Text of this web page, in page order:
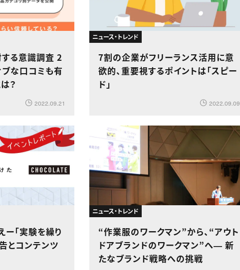
る意識調査 2
な口コミも有
？
2022.09.21
ニュース・トレンド
7割の企業がフリーランス活用に意
欲的、重要視するポイントは「スピー
ド」
2022.09.09
ー「実験を繰り
とコンテンツ
ニュース・トレンド
“作業服のワークマン”から、“アウト
ドアブランドのワークマン”へ― 新
たなブランド戦略への挑戦